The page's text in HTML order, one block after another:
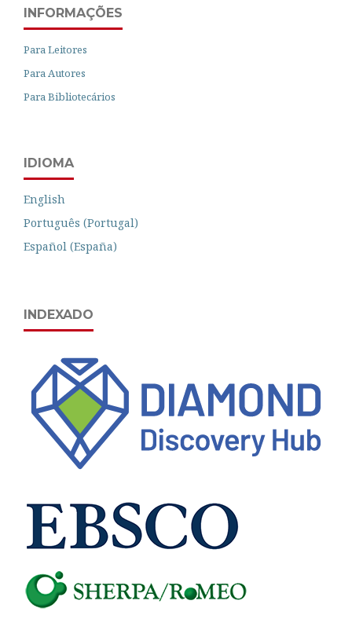
INFORMAÇÕES
Para Leitores
Para Autores
Para Bibliotecários
IDIOMA
English
Português (Portugal)
Español (España)
INDEXADO